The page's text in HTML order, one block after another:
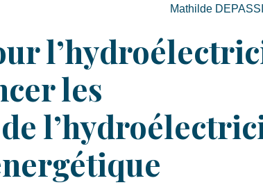
Mathilde
les